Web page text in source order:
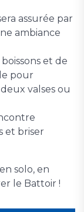
assurée par
ambiance
et de
pour
valses ou
et briser
solo, en
le Battoir !